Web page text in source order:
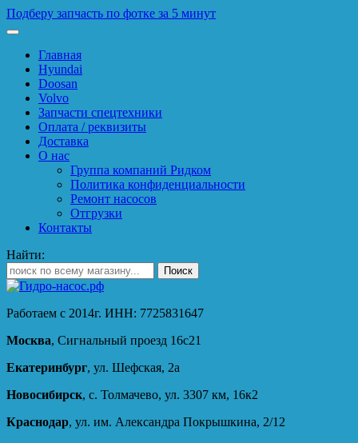
Подберу запчасть по фотке за 5 минут
Главная
Hyundai
Doosan
Volvo
Запчасти спецтехники
Оплата / реквизиты
Доставка
О нас
Группа компаний Ридком
Политика конфиденциальности
Ремонт насосов
Отгрузки
Контакты
Найти:
Работаем с 2014г. ИНН: 7725831647
Москва, Сигнальный проезд 16с21
Екатеринбург, ул. Шефская, 2а
Новосибирск, с. Толмачево, ул. 3307 км, 16к2
Краснодар, ул. им. Александра Покрышкина, 2/12